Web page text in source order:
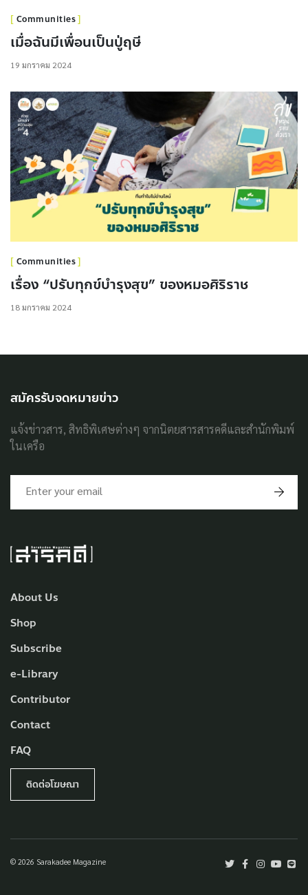
Communities
เมื่อฉันมีเพื่อนเป็นปู่ฤษี
19 มกราคม 2024
Communities
เรื่อง “ปรับทุกข์บำรุงสุข” ของหมอศิริราช
18 มกราคม 2024
About Us
Shop
Subscribe
e-Library
Contributor
Contact
FAQ
ติดต่อโฆษณา
© 2026 Sarakadee Magazine
สมัครรับจดหมายข่าว
แจ้งข่าวสาร, สิทธิพิเศษต่างๆ จากนิตยสารสารคดีและสำนักพิมพ์
ในเครือ